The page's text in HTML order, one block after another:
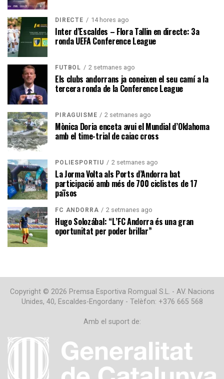
DIRECTE 14 hores ago
Inter d’Escaldes – Flora Tallin en directe: 3a
ronda UEFA Conference League
FUTBOL 2 setmanes ago
Els clubs andorrans ja coneixen el seu camí a la
tercera ronda de la Conference League
PIRAGÜISME 2 setmanes ago
Mònica Doria enceta avui el Mundial d’Oklahoma
amb el time-trial de caiac cross
POLIESPORTIU 2 setmanes ago
La Jorma Volta als Ports d’Andorra bat
participació amb més de 700 ciclistes de 17
països
FC ANDORRA 2 setmanes ago
Hugo Solozábal: “L’FC Andorra és una gran
oportunitat per poder brillar”
Copyright © 2026 Premsa Esportiva Romgual S.L. - AV. Nacions
Unides, 40, Escaldes-Engordany - Telèfon: +376 665 568
Amb el suport de: